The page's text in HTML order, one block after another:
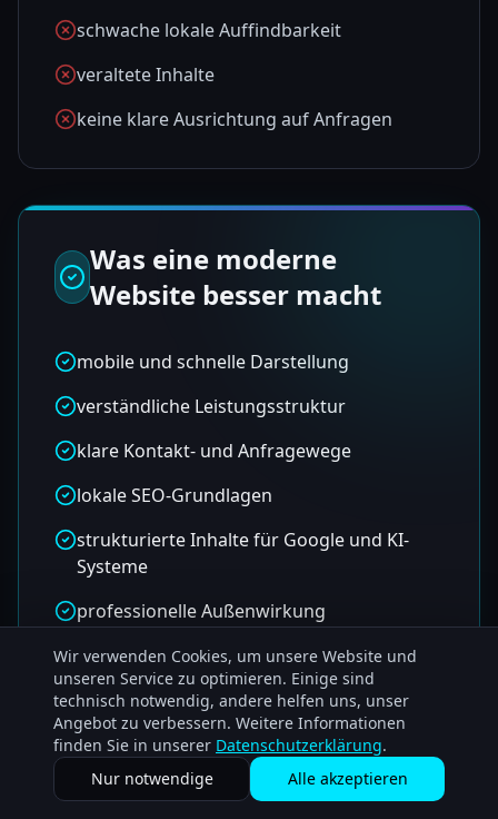
Wir verwenden Cookies, um unsere Website und
unseren Service zu optimieren. Einige sind
technisch notwendig, andere helfen uns, unser
Angebot zu verbessern. Weitere Informationen
finden Sie in unserer Datenschutzerklärung.
Nur notwendige
Alle akzeptieren
schwache lokale Auffindbarkeit
veraltete Inhalte
keine klare Ausrichtung auf Anfragen
Was eine moderne
Website besser macht
mobile und schnelle Darstellung
verständliche Leistungsstruktur
klare Kontakt- und Anfragewege
lokale SEO-Grundlagen
strukturierte Inhalte für Google und KI-
Systeme
professionelle Außenwirkung
laufende Weiterentwicklung